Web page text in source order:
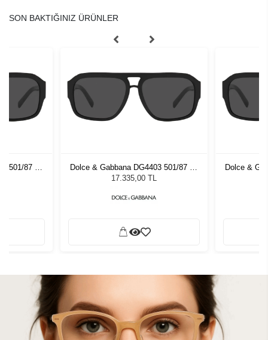
SON BAKTIĞINIZ ÜRÜNLER
501/87 58
Dolce & Gabbana DG4403 501/87 58
Kadın Güneş Gözlüğü
17.335,00 TL
Dolce &